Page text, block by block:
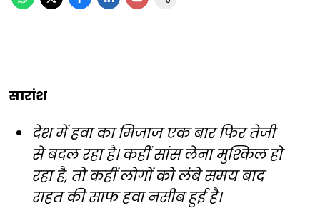
सारांश
देश में हवा का मिजाज एक बार फिर तेजी
से बदल रहा है। कहीं सांस लेना मुश्किल हो
रहा है, तो कहीं लोगों को लंबे समय बाद
राहत की साफ हवा नसीब हुई है।